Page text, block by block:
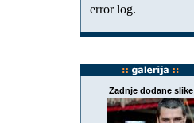
Zadnje dodane slike